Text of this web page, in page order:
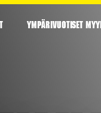
YMPÄRIVUOTISET